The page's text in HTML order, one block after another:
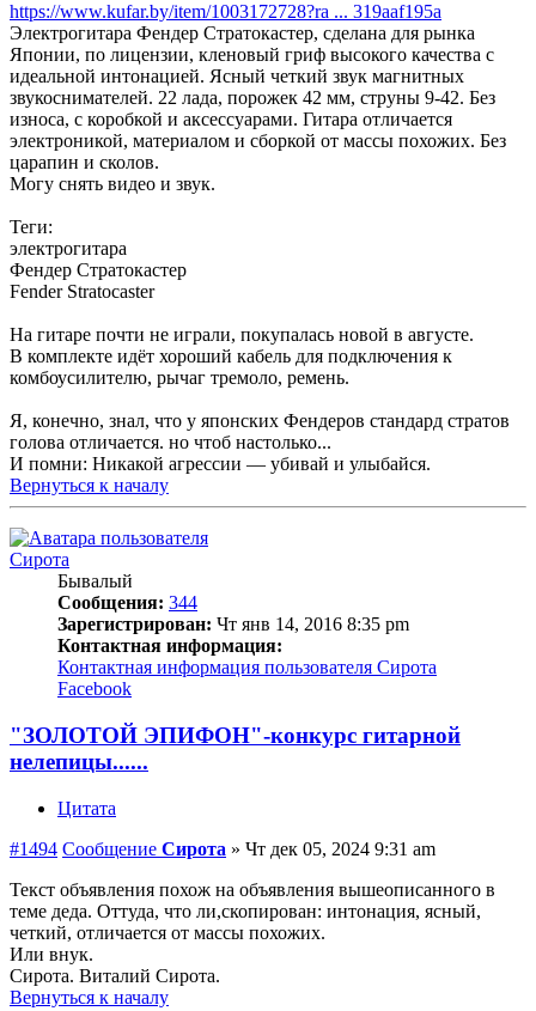
https://www.kufar.by/item/1003172728?ra ... 319aaf195a
Электрогитара Фендер Стратокастер, сделана для рынка
Японии, по лицензии, кленовый гриф высокого качества с
идеальной интонацией. Ясный четкий звук магнитных
звукоснимателей. 22 лада, порожек 42 мм, струны 9-42. Без
износа, с коробкой и аксессуарами. Гитара отличается
электроникой, материалом и сборкой от массы похожих. Без
царапин и сколов.
Могу снять видео и звук.
Теги:
электрогитара
Фендер Стратокастер
Fender Stratocaster
На гитаре почти не играли, покупалась новой в августе.
В комплекте идёт хороший кабель для подключения к
комбоусилителю, рычаг тремоло, ремень.
Я, конечно, знал, что у японских Фендеров стандард стратов
голова отличается. но чтоб настолько...
И помни: Никакой агрессии — убивай и улыбайся.
Вернуться к началу
Сирота
Бывалый
Сообщения: 344
Зарегистрирован: Чт янв 14, 2016 8:35 pm
Контактная информация:
Контактная информация пользователя Сирота
Facebook
"ЗОЛОТОЙ ЭПИФОН"-конкурс гитарной
нелепицы......
Цитата
#1494 Сообщение Сирота » Чт дек 05, 2024 9:31 am
Текст объявления похож на объявления вышеописанного в
теме деда. Оттуда, что ли,скопирован: интонация, ясный,
четкий, отличается от массы похожих.
Или внук.
Сирота. Виталий Сирота.
Вернуться к началу